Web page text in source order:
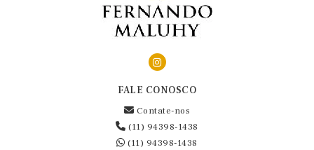
FALE CONOSCO
Contate-nos
(11) 94398-1438
(11) 94398-1438